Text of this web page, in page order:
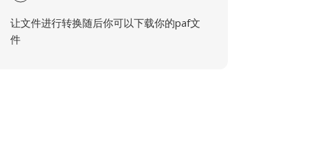
让文件进行转换随后你可以下载你的paf文
件